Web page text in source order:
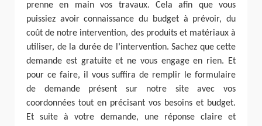
prenne en main vos travaux. Cela afin que vous
puissiez avoir connaissance du budget à prévoir, du
coût de notre intervention, des produits et matériaux à
utiliser, de la durée de l’intervention. Sachez que cette
demande est gratuite et ne vous engage en rien. Et
pour ce faire, il vous suffira de remplir le formulaire
de demande présent sur notre site avec vos
coordonnées tout en précisant vos besoins et budget.
Et suite à votre demande, une réponse claire et